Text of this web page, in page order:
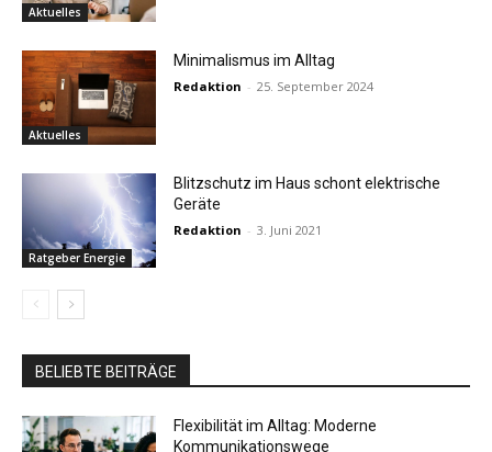
Aktuelles
Aktuelles
Minimalismus im Alltag
Redaktion - 25. September 2024
Ratgeber Energie
Blitzschutz im Haus schont elektrische
Geräte
Redaktion - 3. Juni 2021
BELIEBTE BEITRÄGE
Flexibilität im Alltag: Moderne
Kommunikationswege